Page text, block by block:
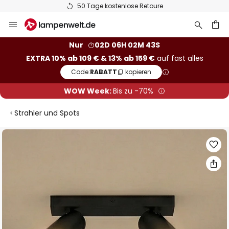
50 Tage kostenlose Retoure
Inhalt
Nur
02D 06H 02M 42S
EXTRA 10% ab 109 € & 13% ab 159 €auf fast alles
Code:RABATT kopieren
WOW Week:Bis zu -70%
Strahler und Spots
Zum